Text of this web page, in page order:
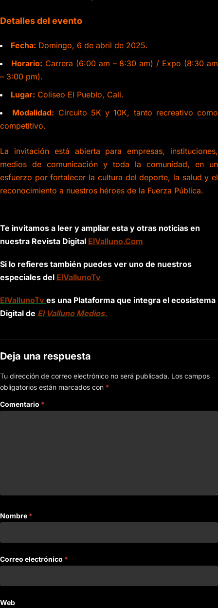
Detalles del evento
Fecha: Domingo, 6 de abril de 2025.
Horario: Carrera (6:00 am – 8:30 am) / Expo (8:30 am
– 3:00 pm).
Lugar: Coliseo El Pueblo, Cali.
Modalidad: Circuito 5K y 10K, tanto recreativo como
competitivo.
La invitación está abierta para empresas, instituciones,
medios de comunicación y toda la comunidad, en un
esfuerzo por fortalecer la cultura del deporte, la salud y el
reconocimiento a nuestros héroes de la Fuerza Pública.
Te invitamos a leer y ampliar esta y otras noticias en
nuestra Revista Digital ElValluno.Com
Si lo refieres también puedes ver uno de nuestros
especiales del ElVallunoTv
ElVallunoTv es una Plataforma que integra el ecosistema
Digital de El Valluno Medios.
Deja una respuesta
Tu dirección de correo electrónico no será publicada. Los campos
obligatorios están marcados con *
Comentario *
Nombre *
Correo electrónico *
Web